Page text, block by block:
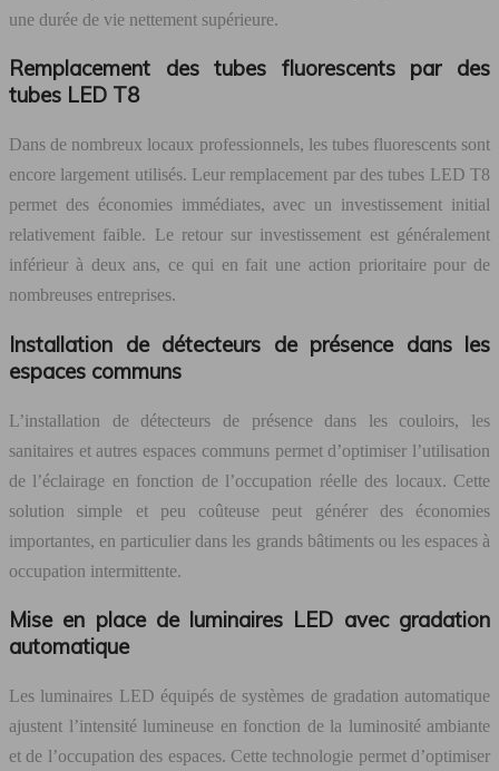
une durée de vie nettement supérieure.
Remplacement des tubes fluorescents par des
tubes LED T8
Dans de nombreux locaux professionnels, les tubes fluorescents sont
encore largement utilisés. Leur remplacement par des tubes LED T8
permet des économies immédiates, avec un investissement initial
relativement faible. Le retour sur investissement est généralement
inférieur à deux ans, ce qui en fait une action prioritaire pour de
nombreuses entreprises.
Installation de détecteurs de présence dans les
espaces communs
L’installation de détecteurs de présence dans les couloirs, les
sanitaires et autres espaces communs permet d’optimiser l’utilisation
de l’éclairage en fonction de l’occupation réelle des locaux. Cette
solution simple et peu coûteuse peut générer des économies
importantes, en particulier dans les grands bâtiments ou les espaces à
occupation intermittente.
Mise en place de luminaires LED avec gradation
automatique
Les luminaires LED équipés de systèmes de gradation automatique
ajustent l’intensité lumineuse en fonction de la luminosité ambiante
et de l’occupation des espaces. Cette technologie permet d’optimiser